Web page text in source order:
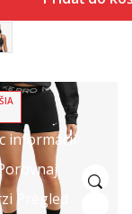
informácií
Porovnaj
Pregled